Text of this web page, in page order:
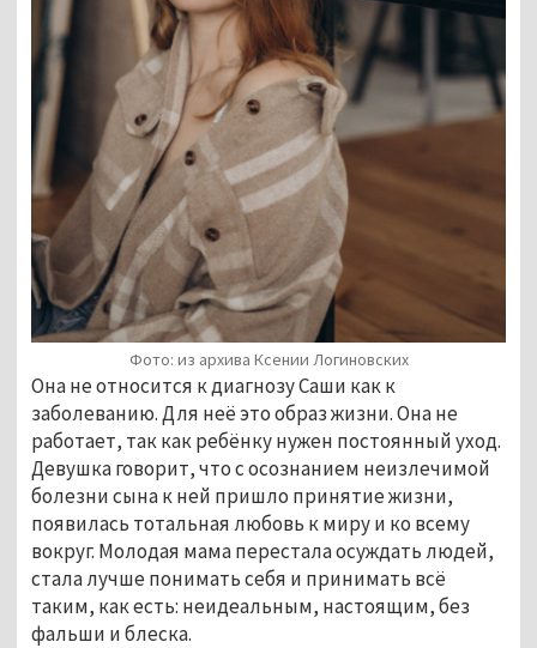
Фото: из архива Ксении Логиновских
Она не относится к диагнозу Саши как к
заболеванию. Для неё это образ жизни. Она не
работает, так как ребёнку нужен постоянный уход.
Девушка говорит, что с осознанием неизлечимой
болезни сына к ней пришло принятие жизни,
появилась тотальная любовь к миру и ко всему
вокруг. Молодая мама перестала осуждать людей,
стала лучше понимать себя и принимать всё
таким, как есть: неидеальным, настоящим, без
фальши и блеска.